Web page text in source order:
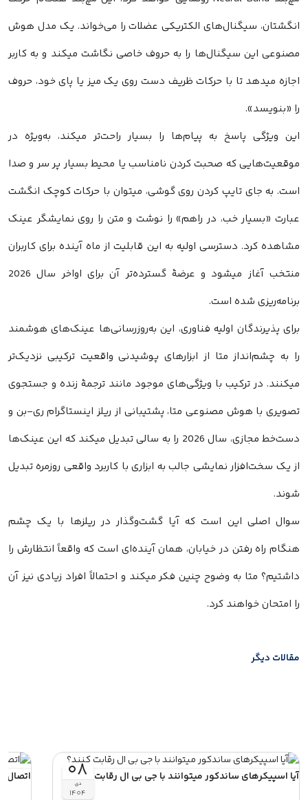
انگشتان، سیگنال‌های الکتریکی عضلات را می‌خواند. یک مدل هوش
مصنوعی این سیگنال‌ها را به حروف خاصی نگاشت میکند و به کاربر
اجازه میدهد تا با حرکات ظریف دست روی یک میز یا پای خود، حروف
را «بنویسد».
این ویژگی پاسخ به پیام‌ها را بسیار راحت‌تر میکند، به‌ویژه در
موقعیت‌هایی که صحبت کردن نامناسب یا محیط بسیار پر سر و صدا
است. به جای تایپ کردن روی گوشی، میتوان با حرکات کوچک انگشت
عبارت «بسیار خب، در راهم» را نوشت و متن را روی نمایشگر عینک
مشاهده کرد. دسترسی اولیه به این قابلیت از ماه آینده برای کاربران
منتخب آغاز میشود و عرضهٔ گسترده‌تر آن برای اواخر سال 2026
برنامه‌ریزی شده است.
برای پذیرندگان اولیه فناوری، این به‌روزرسانی‌ها عینک‌های هوشمند
را به چشم‌انداز متا از ابزارهای پوشیدنی واقعیت ترکیبی نزدیک‌تر
میکنند. در ترکیب با ویژگی‌های موجود مانند ترجمهٔ زنده و جستجوی
تصویری با هوش مصنوعی متا، پشتیبانی از ریلز اینستاگرام ری-بن و
دست‌خط مجازی، سال 2026 را به سالی تبدیل میکند که این عینک‌ها
از یک سخت‌افزار نمایشی جالب به ابزاری با کاربرد واقعی روزمره تبدیل
شوند.
سوال اصلی این است که آیا گشت‌وگذار در ریلزها با یک چشم
هنگام راه رفتن در خیابان، همان آینده‌ای است که واقعاً انتظارش را
داشتیم؟ متا به وضوح چنین فکر میکند و احتمالاً افراد زیادی نیز آن
را امتحان خواهند کرد.
مقالات دیگر
۰۸
دی
۱۴۰۴
آیا اسپیکرهای ساندکور میتوانند با جی بی ال رقابت کنند؟ اتصال